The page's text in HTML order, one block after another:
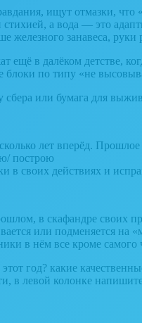
ищут отмазки,
а вода — это
железного занавеса, руки
ещё в далёком детстве,
по типу «не
сбера или бумага для
лет вперёд. Прошлое
построю
своих действиях и
в скафандре своих
или подменяется на
в нём все кроме самого
этот год? какие
в левой колонке